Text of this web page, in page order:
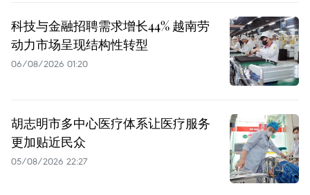
科技与金融招聘需求增长44% 越南劳
动力市场呈现结构性转型
06/08/2026 01:20
胡志明市多中心医疗体系让医疗服务
更加贴近民众
05/08/2026 22:27